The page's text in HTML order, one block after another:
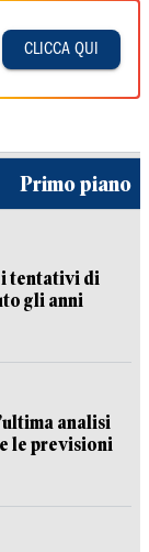
CLICCA QUI
Primo piano
i tentativi di
gli anni
analisi
le previsioni